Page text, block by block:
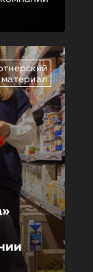
материал